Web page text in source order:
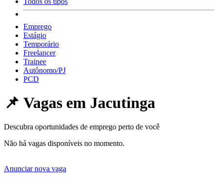
Emprego
Estágio
Temporário
Freelancer
Trainee
Autônomo/PJ
PCD
📌 Vagas em Jacutinga
Descubra oportunidades de emprego perto de você
Não há vagas disponíveis no momento.
Anunciar nova vaga